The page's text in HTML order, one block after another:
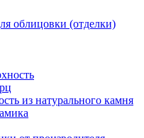
облицовки (отделки)
из натурального камня